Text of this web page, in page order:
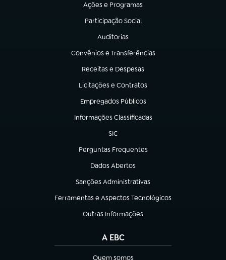
Ações e Programas
(abre em nova aba)
Participação Social
(abre em nova aba)
Auditorias
(abre em nova aba)
Convênios e Transferências
(abre em nova aba)
Receitas e Despesas
(abre em nova aba)
Licitações e Contratos
(abre em nova aba)
Empregados Públicos
(abre em nova aba)
Informações Classificadas
(abre em nova aba)
SIC
(abre em nova aba)
Perguntas Frequentes
(abre em nova aba)
Dados Abertos
(abre em nova aba)
Sanções Administrativas
(abre em nova aba)
Ferramentas e Aspectos Tecnológicos
(abre em nova aba)
Outras Informações
(abre em nova aba)
A EBC
Quem somos